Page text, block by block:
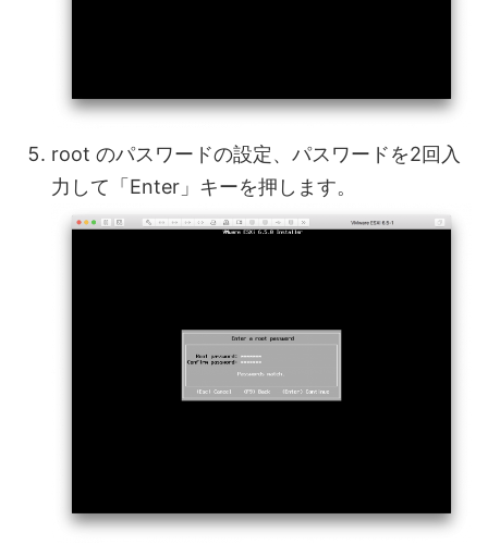
root のパスワードの設定、パスワードを2回入
力して「Enter」キーを押します。